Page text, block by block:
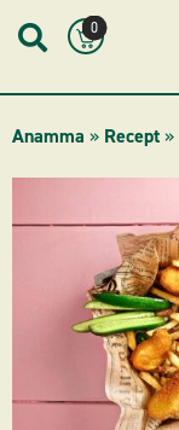
Skip
0
Anamma » Recept»